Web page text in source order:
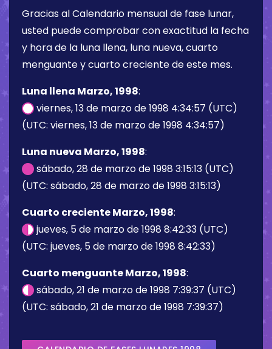
Gracias al Calendario mensual de fase lunar,
usted puede comprobar con exactitud la fecha
y hora de la luna llena, luna nueva, cuarto
menguante y cuarto creciente de este mes.
Luna llena Marzo, 1998:
viernes, 13 de marzo de 1998 4:34:57 (UTC)
(UTC: viernes, 13 de marzo de 1998 4:34:57)
Luna nueva Marzo, 1998:
sábado, 28 de marzo de 1998 3:15:13 (UTC)
(UTC: sábado, 28 de marzo de 1998 3:15:13)
Cuarto creciente Marzo, 1998:
jueves, 5 de marzo de 1998 8:42:33 (UTC)
(UTC: jueves, 5 de marzo de 1998 8:42:33)
Cuarto menguante Marzo, 1998:
sábado, 21 de marzo de 1998 7:39:37 (UTC)
(UTC: sábado, 21 de marzo de 1998 7:39:37)